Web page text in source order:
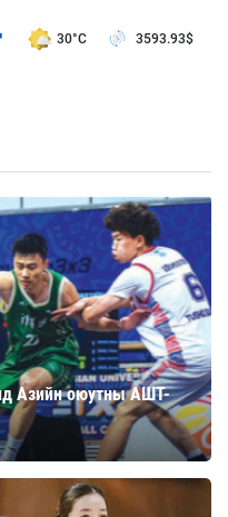
30°C 3593.93$
Азийн оюутны АШТ-